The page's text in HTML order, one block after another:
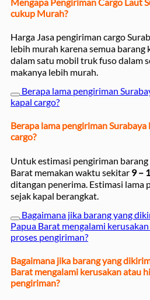
cukup Murah?
Harga Jasa pengiriman cargo
lebih murah karena semua barang
dalam satu mobil truk fuso dalam
makanya lebih murah.
Berapa lama pengiriman
kapal cargo?
Berapa lama pengiriman
cargo?
Untuk estimasi pengiriman barang
Barat memakan waktu sekitar 9 –
ditangan penerima. Estimasi
sejak kapal berangkat.
Bagaimana jika barang yang
Papua Barat mengalami
proses pengiriman?
Bagaimana jika barang yang
Barat mengalami kerusakan atau
pengiriman?